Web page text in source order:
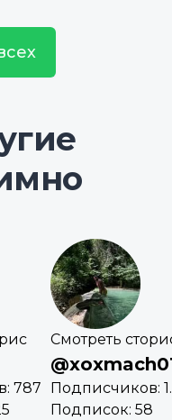
787
Смотреть
Подписчиков:
Подписок: 58